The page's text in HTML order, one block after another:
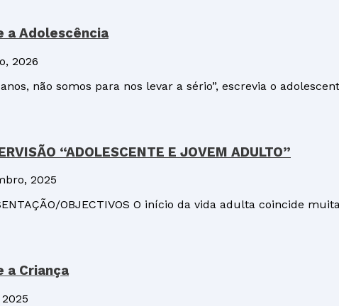
a Adolescência
2026
não somos para nos levar a sério”, escrevia o
“ADOLESCENTE E JOVEM ADULTO”
2025
OBJECTIVOS O início da vida adulta coincide
a Criança